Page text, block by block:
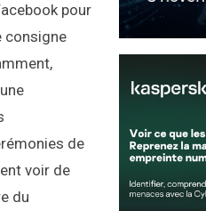
pour
consigne
de
voir de
du